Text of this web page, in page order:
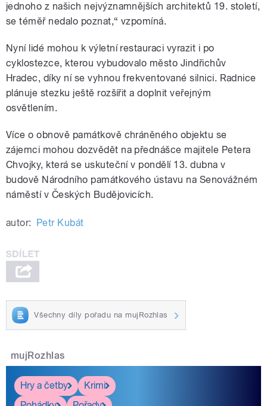
jednoho z našich nejvýznamnějších architektů 19. století,
se téměř nedalo poznat,“ vzpomíná.
Nyní lidé mohou k výletní restauraci vyrazit i po
cyklostezce, kterou vybudovalo město Jindřichův
Hradec, díky ní se vyhnou frekventované silnici. Radnice
plánuje stezku ještě rozšířit a doplnit veřejným
osvětlením.
Více o obnově památkově chráněného objektu se
zájemci mohou dozvědět na přednášce majitele Petera
Chvojky, která se uskuteční v pondělí 13. dubna v
budově Národního památkového ústavu na Senovážném
náměstí v Českých Budějovicích.
autor: Petr Kubát
Všechny díly pořadu na mujRozhlas
mujRozhlas
Hry a četby
Krimi